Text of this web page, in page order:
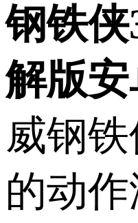
钢铁
解版
威钢
的动